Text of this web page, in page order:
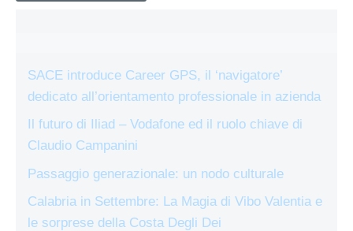
SACE introduce Career GPS, il ‘navigatore’
dedicato all’orientamento professionale in azienda
Il futuro di Iliad – Vodafone ed il ruolo chiave di
Claudio Campanini
Passaggio generazionale: un nodo culturale
Calabria in Settembre: La Magia di Vibo Valentia e
le sorprese della Costa Degli Dei